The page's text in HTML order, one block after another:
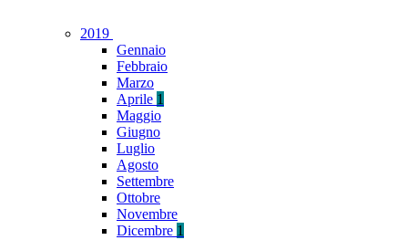
2019
Gennaio
Febbraio
Marzo
Aprile 1
Maggio
Giugno
Luglio
Agosto
Settembre
Ottobre
Novembre
Dicembre 1